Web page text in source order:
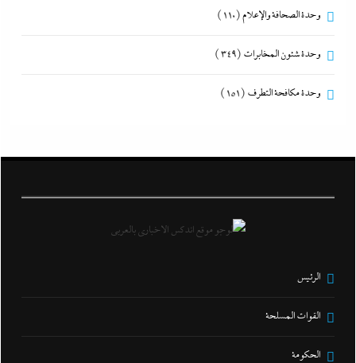
وحدة الصحافة والإعلام(110)
وحدة شئون المخابرات (349)
وحدة مكافحة التطرف (151)
الرئيس
القوات المسلحة
الحكومة